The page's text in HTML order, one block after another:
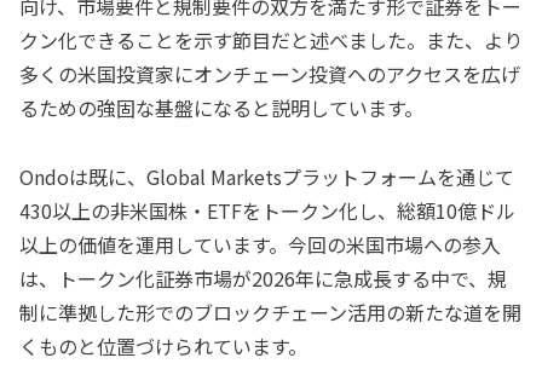
向け、市場要件と規制要件の双方を満たす形で証券をトー
クン化できることを示す節目だと述べました。また、より
多くの米国投資家にオンチェーン投資へのアクセスを広げ
るための強固な基盤になると説明しています。
Ondoは既に、Global Marketsプラットフォームを通じて
430以上の非米国株・ETFをトークン化し、総額10億ドル
以上の価値を運用しています。今回の米国市場への参入
は、トークン化証券市場が2026年に急成長する中で、規
制に準拠した形でのブロックチェーン活用の新たな道を開
くものと位置づけられています。